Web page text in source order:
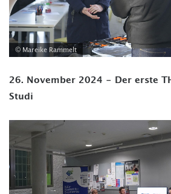
© Mareike Rammelt
26. November 2024 - Der erste
Studi